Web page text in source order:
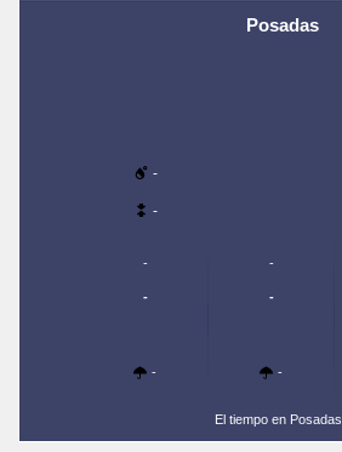
Posadas
-
-
-
-
-
-
-
-
El tiempo en Posadas